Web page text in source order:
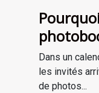
Dans un
les invités
de photos...